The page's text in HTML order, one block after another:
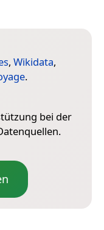
, Wikidata,
.
bei der